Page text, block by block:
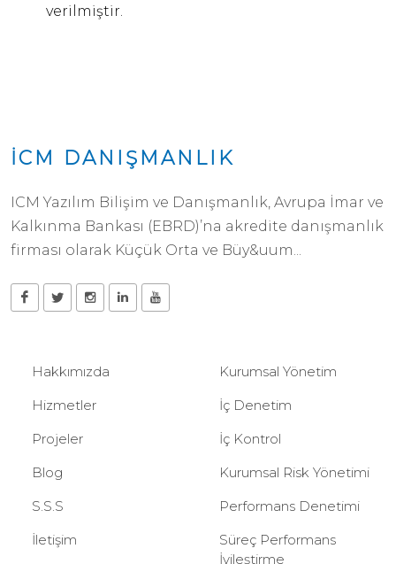
verilmiştir.
İCM DANIŞMANLIK
ICM Yazılım Bilişim ve Danışmanlık, Avrupa İmar ve
Kalkınma Bankası (EBRD)’na akredite danışmanlık
firması olarak Küçük Orta ve Büy&uum...
Hakkımızda
Hizmetler
Projeler
Blog
S.S.S
İletişim
Kurumsal Yönetim
İç Denetim
İç Kontrol
Kurumsal Risk Yönetimi
Performans Denetimi
Süreç Performans
İyileştirme